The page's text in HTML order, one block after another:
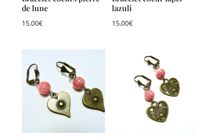
de lune
15,00€
lazuli
15,00€